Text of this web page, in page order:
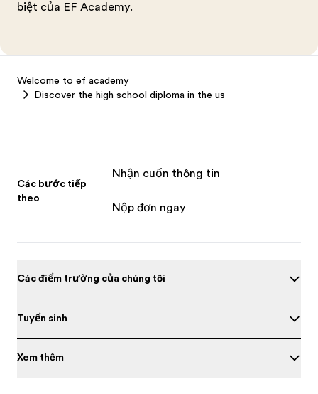
biệt của EF Academy.
Welcome to ef academy
Discover the high school diploma in the us
Các bước tiếp
theo
Nhận cuốn thông tin
Nộp đơn ngay
Các điểm trường của chúng tôi
Tuyển sinh
Xem thêm